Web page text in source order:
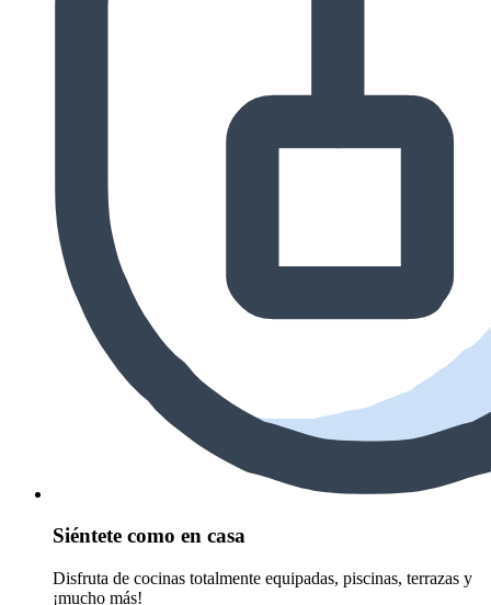
Siéntete como en casa
Disfruta de cocinas totalmente equipadas, piscinas, terrazas y
¡mucho más!